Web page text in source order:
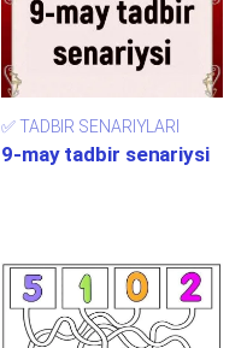
✅ TADBIR SENARIYLARI
9-may tadbir senariysi